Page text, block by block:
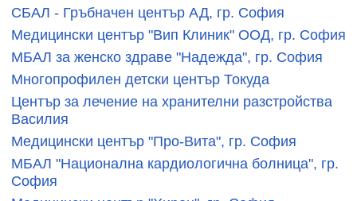
СБАЛ - Гръбначен център АД, гр. София
Медицински център "Вип Клиник" ООД, гр. София
МБАЛ за женско здраве "Надежда", гр. София
Многопрофилен детски център Токуда
Център за лечение на хранителни разстройства
Василия
Медицински център "Про-Вита", гр. София
МБАЛ "Национална кардиологична болница", гр.
София